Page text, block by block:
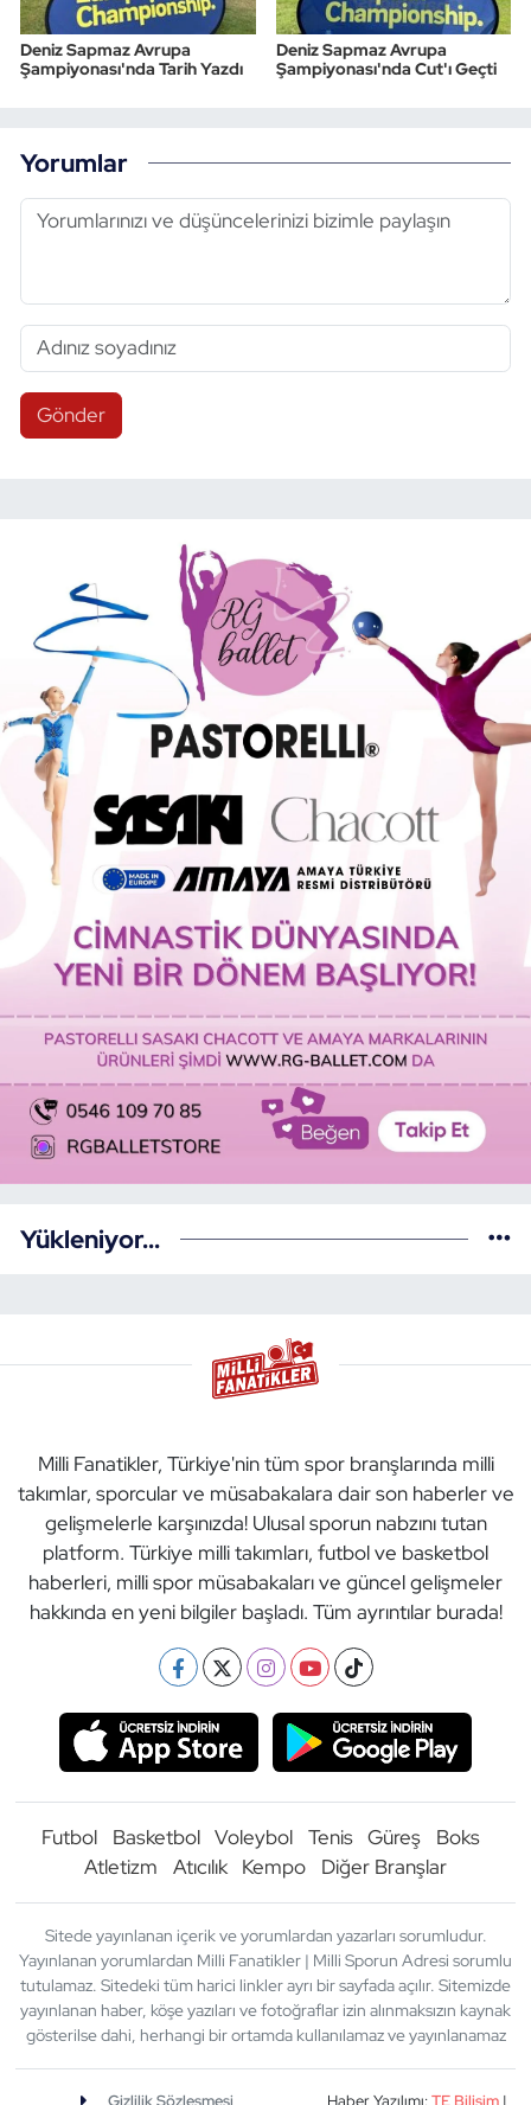
Deniz Sapmaz Avrupa
Şampiyonası'nda Tarih Yazdı
Deniz Sapmaz Avrupa
Şampiyonası'nda Cut'ı Geçti
Yorumlar
Gönder
Yükleniyor...
Milli Fanatikler, Türkiye'nin tüm spor branşlarında milli
takımlar, sporcular ve müsabakalara dair son haberler ve
gelişmelerle karşınızda! Ulusal sporun nabzını tutan
platform. Türkiye milli takımları, futbol ve basketbol
haberleri, milli spor müsabakaları ve güncel gelişmeler
hakkında en yeni bilgiler başladı. Tüm ayrıntılar burada!
Futbol Basketbol Voleybol Tenis Güreş
Boks
Atletizm
Atıcılık Kempo Diğer Branşlar
Sitede yayınlanan içerik ve yorumlardan yazarları sorumludur.
Yayınlanan yorumlardan Milli Fanatikler | Milli Sporun Adresi sorumlu
tutulamaz. Sitedeki tüm harici linkler ayrı bir sayfada açılır. Sitemizde
yayınlanan haber, köşe yazıları ve fotoğraflar izin alınmaksızın kaynak
gösterilse dahi, herhangi bir ortamda kullanılamaz ve yayınlanamaz
Gizlilik Sözleşmesi Haber Yazılımı:TE Bilişim|